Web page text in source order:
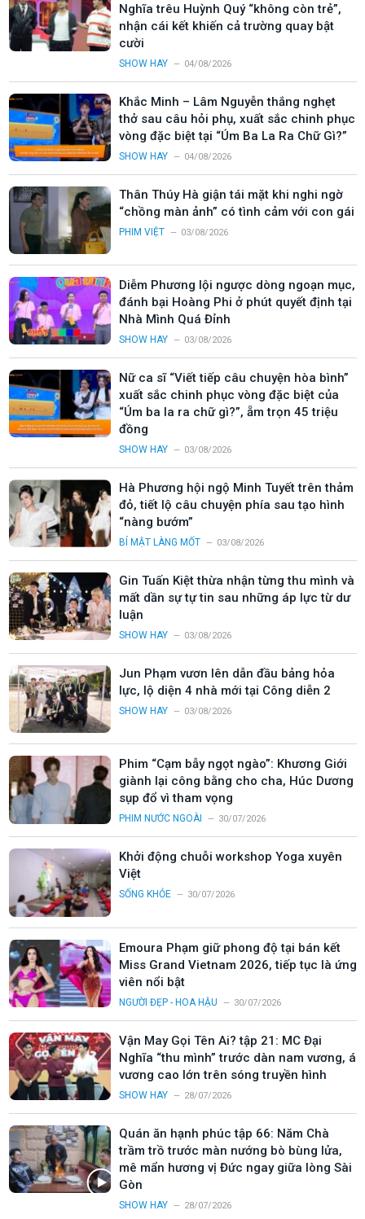
Nghĩa trêu Huỳnh Quý “không còn trẻ”,
nhận cái kết khiến cả trường quay bật
cười
SHOW HAY 04/08/2026
Khắc Minh – Lâm Nguyễn thắng nghẹt
thở sau câu hỏi phụ, xuất sắc chinh phục
vòng đặc biệt tại “Úm Ba La Ra Chữ Gì?”
SHOW HAY 04/08/2026
Thân Thúy Hà giận tái mặt khi nghi ngờ
“chồng màn ảnh” có tình cảm với con gái
PHIM VIỆT 03/08/2026
Diễm Phương lội ngược dòng ngoạn mục,
đánh bại Hoàng Phi ở phút quyết định tại
Nhà Mình Quá Đỉnh
SHOW HAY 03/08/2026
Nữ ca sĩ “Viết tiếp câu chuyện hòa bình”
xuất sắc chinh phục vòng đặc biệt của
“Úm ba la ra chữ gì?”, ẵm trọn 45 triệu
đồng
SHOW HAY 03/08/2026
Hà Phương hội ngộ Minh Tuyết trên thảm
đỏ, tiết lộ câu chuyện phía sau tạo hình
“nàng bướm”
BÍ MẬT LÀNG MỐT 03/08/2026
Gin Tuấn Kiệt thừa nhận từng thu mình và
mất dần sự tự tin sau những áp lực từ dư
luận
SHOW HAY 03/08/2026
Jun Phạm vươn lên dẫn đầu bảng hỏa
lực, lộ diện 4 nhà mới tại Công diễn 2
SHOW HAY 03/08/2026
Phim “Cạm bẫy ngọt ngào”: Khương Giới
giành lại công bằng cho cha, Húc Dương
sụp đổ vì tham vọng
PHIM NƯỚC NGOÀI 30/07/2026
Khởi động chuỗi workshop Yoga xuyên
Việt
SỐNG KHỎE 30/07/2026
Emoura Phạm giữ phong độ tại bán kết
Miss Grand Vietnam 2026, tiếp tục là ứng
viên nổi bật
NGƯỜI ĐẸP - HOA HẬU 30/07/2026
Vận May Gọi Tên Ai? tập 21: MC Đại
Nghĩa “thu mình” trước dàn nam vương, á
vương cao lớn trên sóng truyền hình
SHOW HAY 28/07/2026
Quán ăn hạnh phúc tập 66: Năm Chà
trầm trồ trước màn nướng bò bùng lửa,
mê mẩn hương vị Đức ngay giữa lòng Sài
Gòn
SHOW HAY 28/07/2026